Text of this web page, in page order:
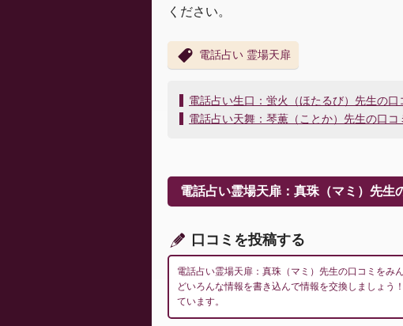
ください。
電話占い 霊場天扉
投
稿
ー
シ
ン
電話占い生口：蛍火（ほたるび）先生の口
電話占い天舞：琴薫（ことか）先生の口コ
電話占い霊場天扉：真珠（マミ）先生
口コミを投稿する
電話占い霊場天扉：真珠（マミ）先生の口コミをみ
どいろんな情報を書き込んで情報を交換しましょう
ています。